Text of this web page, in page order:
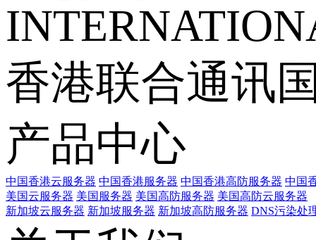
香港联合通讯
产品中心
中国香港云服务器 中国香港服务器 中国香港高防服务器 中国
美国云服务器 美国服务器 美国高防服务器 美国高防云服务器
新加坡云服务器 新加坡服务器 新加坡高防服务器 DNS污染处